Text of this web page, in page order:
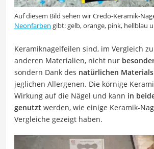
Auf diesem Bild sehen wir Credo-Keramik-
Neonfarben gibt: gelb, orange, pink, hellblau
Keramiknagelfeilen sind, im Vergleich zu
anderen Materialien, nicht nur
sondern Dank des natürlichen Materials
jeglichen Allergenen. Die körnige
Wirkung auf die Nägel und kann in
genutzt werden, wie einige Keramik-
Vergleiche gezeigt haben.